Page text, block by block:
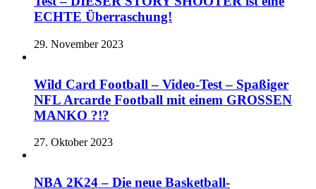
ECHTE Überraschung!
29. November 2023
Wild Card Football – Video-Test – Spaßiger
NFL Arcarde Football mit einem GROSSEN
MANKO ?!?
27. Oktober 2023
NBA 2K24 – Die neue Basketball-